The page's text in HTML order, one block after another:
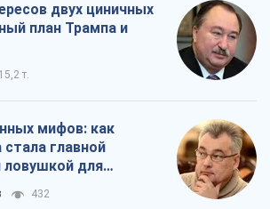
двух циничных
план Трампа и
15,2 т.
мифов: как
главной
ловушкой для
432